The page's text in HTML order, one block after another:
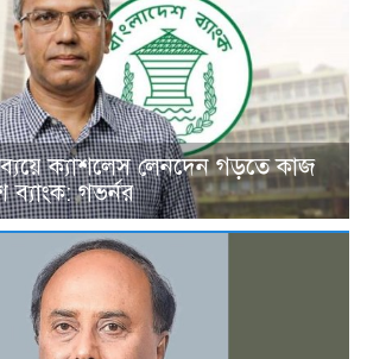
ক্যাশলেস লেনদেন গড়তে কাজ
ব্যাংক: গভর্নর